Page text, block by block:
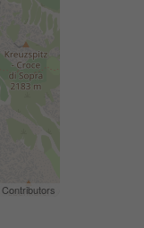
Contributors